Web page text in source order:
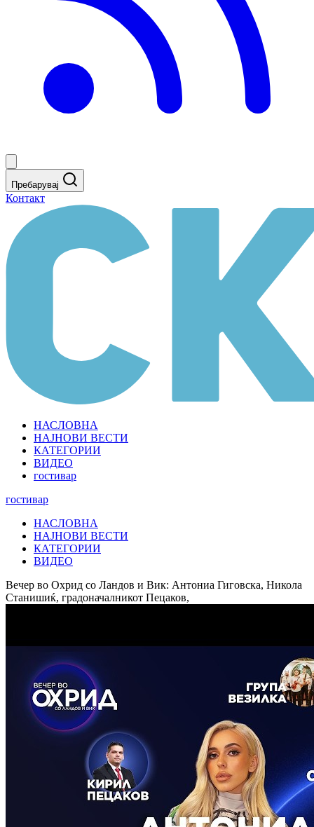
Пребарувај
Контакт
НАСЛОВНА
НАЈНОВИ ВЕСТИ
КАТЕГОРИИ
ВИДЕО
гостивар
гостивар
НАСЛОВНА
НАЈНОВИ ВЕСТИ
КАТЕГОРИИ
ВИДЕО
Вечер во Охрид со Ландов и Вик: Антониа Гиговска, Никола
Станишиќ, градоначалникот Пецаков,